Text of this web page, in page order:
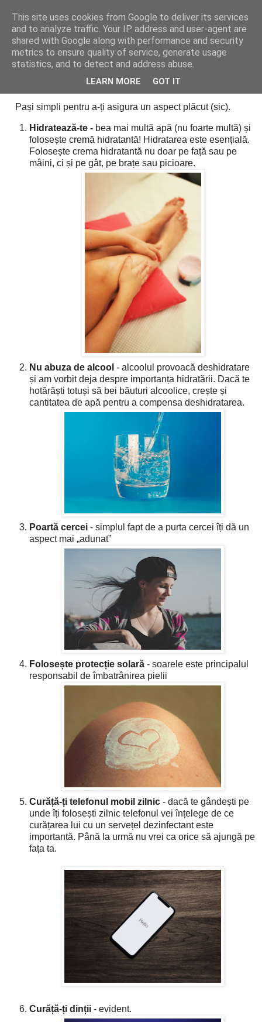
Cealalta realitate
miercuri, februarie 14, 2018
Pași simpli pentru a-ți asigura un aspect plăcut (sic).
Hidratează-te - bea mai multă apă (nu foarte multă) și
folosește cremă hidratantă! Hidratarea este esențială.
Folosește crema hidratantă nu doar pe față sau pe
mâini, ci și pe gât, pe brațe sau picioare.
Nu abuza de alcool - alcoolul provoacă deshidratare
și am vorbit deja despre importanța hidratării. Dacă te
hotărăști totuși să bei băuturi alcoolice, crește și
cantitatea de apă pentru a compensa deshidratarea.
Poartă cercei - simplul fapt de a purta cercei îți dă un
aspect mai „adunat”
Folosește protecție solară - soarele este principalul
responsabil de îmbatrânirea pielii
Curăță-ți telefonul mobil zilnic - dacă te gândești pe
unde îți folosești zilnic telefonul vei înțelege de ce
curățarea lui cu un servețel dezinfectant este
importantă. Până la urmă nu vrei ca orice să ajungă pe
fața ta.
Curăță-ți dinții - evident.
This site uses cookies from Google to deliver its services
and to analyze traffic. Your IP address and user-agent are
shared with Google along with performance and security
metrics to ensure quality of service, generate usage
statistics, and to detect and address abuse.
LEARN MORE GOT IT